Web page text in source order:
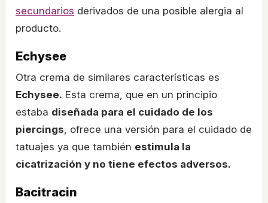
secundarios derivados de una posible alergia al
producto.
Echysee
Otra crema de similares características es
Echysee. Esta crema, que en un principio
estaba diseñada para el cuidado de los
piercings , ofrece una versión para el cuidado de
tatuajes ya que también estimula la
cicatrización y no tiene efectos adversos.
Bacitracin